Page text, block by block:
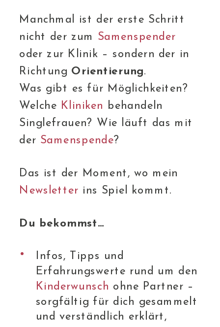
Manchmal ist der erste Schritt
nicht der zum Samenspender
oder zur Klinik – sondern der in
Richtung Orientierung.
Was gibt es für Möglichkeiten?
Welche Kliniken
behandeln
Singlefrauen? Wie läuft das mit
der Samenspende?
Das ist der Moment, wo mein
Newsletter ins Spiel kommt.
Du bekommst…
Infos, Tipps und
Erfahrungswerte rund um den
Kinderwunsch ohne Partner –
sorgfältig für dich gesammelt
und verständlich erklärt,